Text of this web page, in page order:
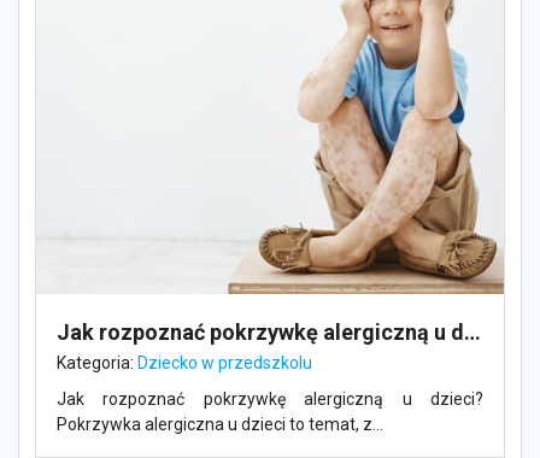
Jak rozpoznać pokrzywkę alergiczną u dzieci?
Kategoria: Dziecko w przedszkolu
Jak rozpoznać pokrzywkę alergiczną u dzieci?
Pokrzywka alergiczna u dzieci to temat, z...